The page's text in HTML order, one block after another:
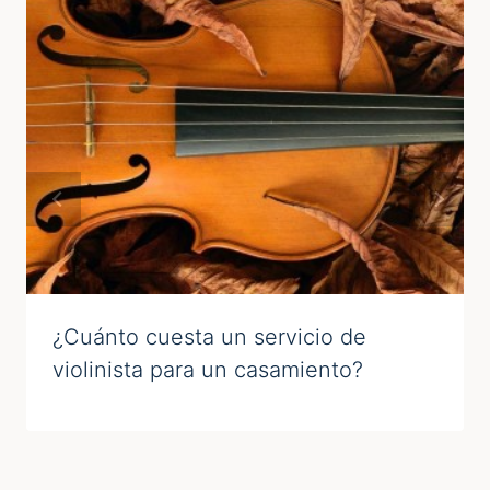
¿Cuánto cuesta un servicio de
violinista para un casamiento?